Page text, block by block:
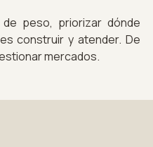
peso, priorizar dónde
construir y atender. De
mercados.